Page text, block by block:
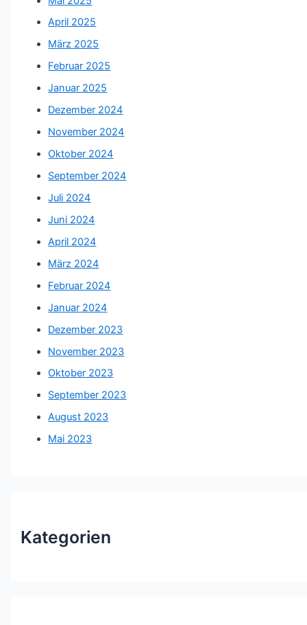
April 2025
März 2025
Februar 2025
Januar 2025
Dezember 2024
November 2024
Oktober 2024
September 2024
Juli 2024
Juni 2024
April 2024
März 2024
Februar 2024
Januar 2024
Dezember 2023
November 2023
Oktober 2023
September 2023
August 2023
Mai 2023
Kategorien